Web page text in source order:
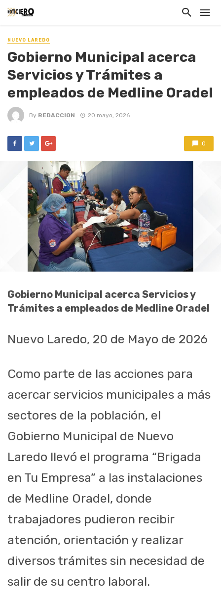
NUEVO LAREDO
Gobierno Municipal acerca
Servicios y Trámites a
empleados de Medline Oradel
By REDACCION 20 mayo, 2026
0
Gobierno Municipal acerca Servicios y
Trámites a empleados de Medline Oradel
Nuevo Laredo, 20 de Mayo de 2026
Como parte de las acciones para
acercar servicios municipales a más
sectores de la población, el
Gobierno Municipal de Nuevo
Laredo llevó el programa “Brigada
en Tu Empresa” a las instalaciones
de Medline Oradel, donde
trabajadores pudieron recibir
atención, orientación y realizar
diversos trámites sin necesidad de
salir de su centro laboral.